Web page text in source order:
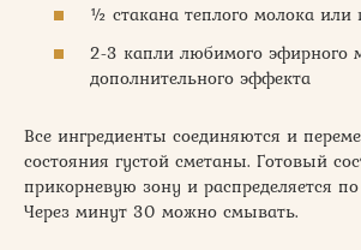
½ стакана теплого молока или
2-3 капли любимого эфирного
дополнительного эффекта
Все ингредиенты соединяются и
состояния густой сметаны. Готовый
прикорневую зону и распределяется
Через минут 30 можно смывать.